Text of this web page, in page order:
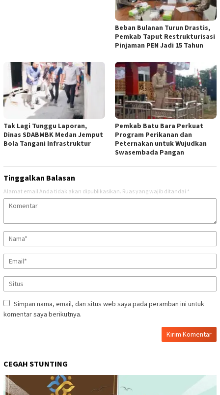
Beban Bulanan Turun Drastis,
Pemkab Taput Restrukturisasi
Pinjaman PEN Jadi 15 Tahun‎
Tak Lagi Tunggu Laporan,
Dinas SDABMBK Medan Jemput
Bola Tangani Infrastruktur
Pemkab Batu Bara Perkuat
Program Perikanan dan
Peternakan untuk Wujudkan
Swasembada Pangan
Tinggalkan Balasan
Alamat email Anda tidak akan dipublikasikan. Ruas yang wajib ditandai *
Simpan nama, email, dan situs web saya pada peramban ini untuk
komentar saya berikutnya.
CEGAH STUNTING